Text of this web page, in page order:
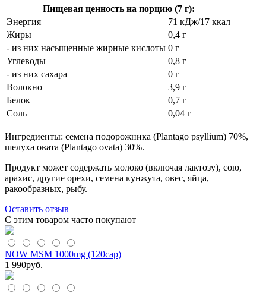
Пищевая ценность на порцию (7 г):
Энергия
71 кДж/17 ккал
Жиры
0,4 г
- из них насыщенные жирные кислоты 0 г
Углеводы
0,8 г
- из них сахара
0 г
Волокно
3,9 г
Белок
0,7 г
Соль
0,04 г
Ингредиенты: семена подорожника (Plantago psyllium) 70%,
шелуха овата (Plantago ovata) 30%.
Продукт может содержать молоко (включая лактозу), сою,
арахис, другие орехи, семена кунжута, овес, яйца,
ракообразных, рыбу.
Оставить отзыв
С этим товаром часто покупают
NOW MSM 1000mg (120cap)
1 990руб.